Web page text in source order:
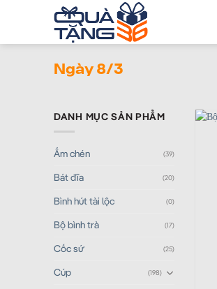
Ngày 8/3
DANH MỤC SẢN PHẨM
Ấm chén (39)
Bát đĩa (20)
Bình hút tài lộc (0)
Bộ bình trà (17)
Cốc sứ (25)
Cúp (198)